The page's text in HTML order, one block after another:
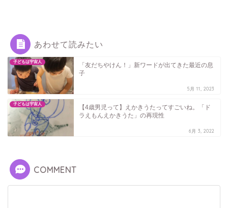
あわせて読みたい
子どもは宇宙人
「友だちやけん！」新ワードが出てきた最近の息
子
5月 11, 2023
子どもは宇宙人
【4歳男児って】えかきうたってすごいね。「ド
ラえもんえかきうた」の再現性
6月 3, 2022
COMMENT